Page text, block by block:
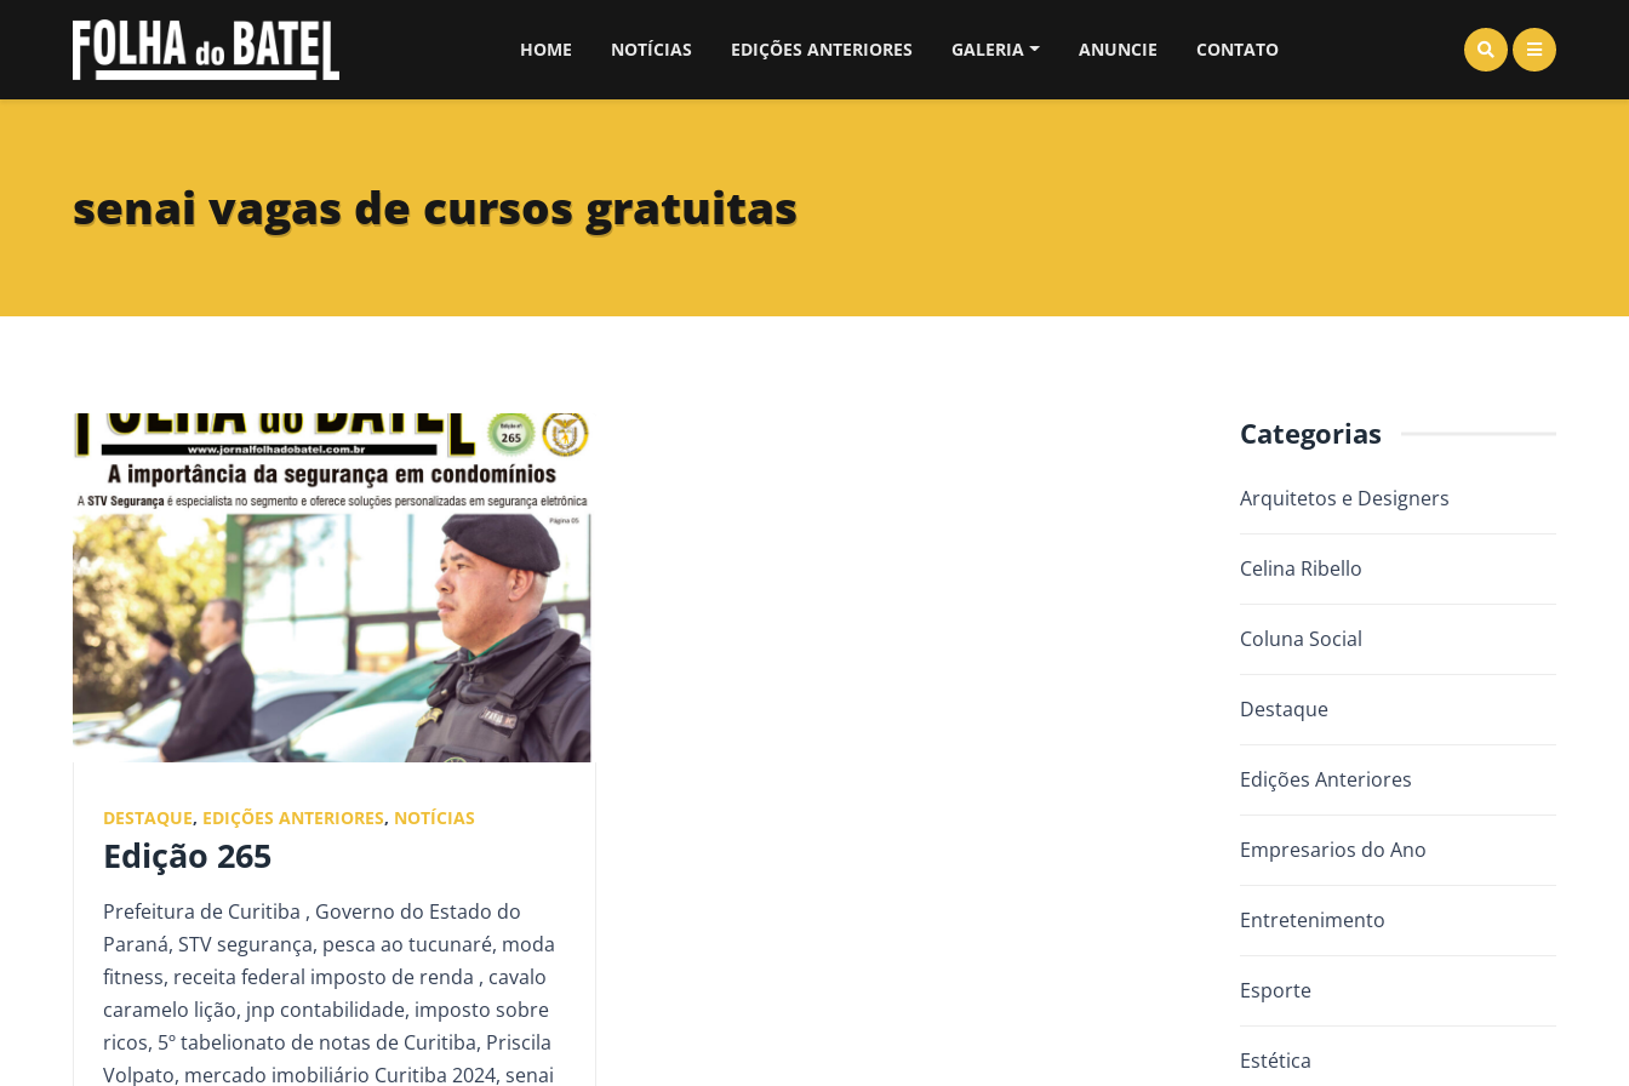
HOME NOTÍCIAS EDIÇÕES ANTERIORES GALERIA ANUNCIE CONTATO
senai vagas de cursos gratuitas
DESTAQUE, EDIÇÕES ANTERIORES, NOTÍCIAS
Edição 265
Prefeitura de Curitiba , Governo do Estado do
Paraná, STV segurança, pesca ao tucunaré, moda
fitness, receita federal imposto de renda , cavalo
caramelo lição, jnp contabilidade, imposto sobre
ricos, 5º tabelionato de notas de Curitiba, Priscila
Volpato, mercado imobiliário Curitiba 2024, senai
Categorias
Arquitetos e Designers
Celina Ribello
Coluna Social
Destaque
Edições Anteriores
Empresarios do Ano
Entretenimento
Esporte
Estética